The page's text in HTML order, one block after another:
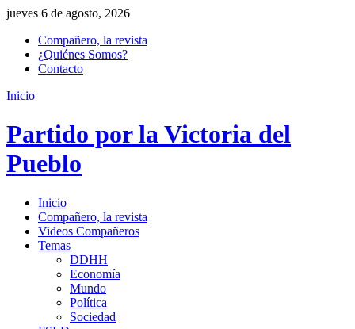
jueves 6 de agosto, 2026
Compañero, la revista
¿Quiénes Somos?
Contacto
Inicio
Partido por la Victoria del
Pueblo
Inicio
Compañero, la revista
Videos Compañeros
Temas
DDHH
Economía
Mundo
Política
Sociedad